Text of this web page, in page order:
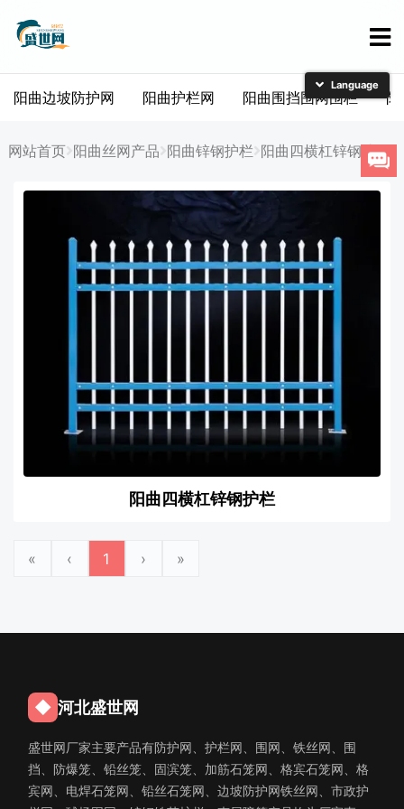
阳曲边坡防护网 阳曲护栏网 阳曲围挡围网围栏 阳
网站首页 阳曲丝网产品 阳曲锌钢护栏 阳曲四横杠锌钢护栏
阳曲四横杠锌钢护栏
« ‹ 1 › »
◆ 河北盛世网
盛世网厂家主要产品有防护网、护栏网、围网、铁丝网、围
挡、防爆笼、铅丝笼、固滨笼、加筋石笼网、格宾石笼网、格
宾网、电焊石笼网、铅丝石笼网、边坡防护网铁丝网、市政护
简体中文
日本語